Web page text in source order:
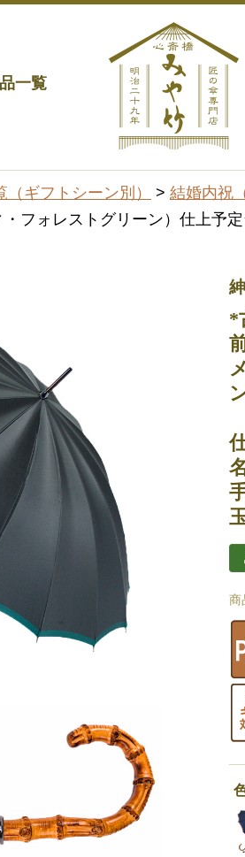
一覧
（ギフトシーン別） > 結婚内祝
フォレストグリーン）仕上予
*
商